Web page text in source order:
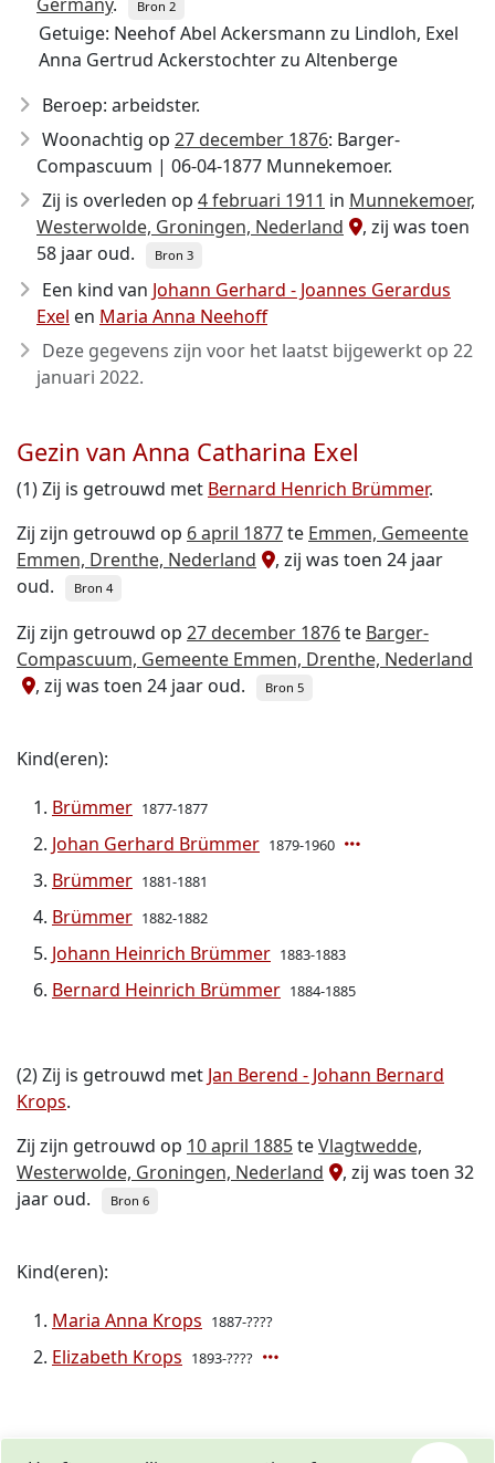
Bron 2
Getuige: Neehof Abel Ackersmann zu Lindloh, Exel
Anna Gertrud Ackerstochter zu Altenberge
Beroep: arbeidster.
Woonachtig op 27 december 1876: Barger-
Compascuum | 06-04-1877 Munnekemoer.
Zij is overleden op 4 februari 1911 in Munnekemoer,
Westerwolde, Groningen, Nederland
, zij was toen
58 jaar oud.
Bron 3
Een kind van Johann Gerhard - Joannes Gerardus
Exel en Maria Anna Neehoff
Deze gegevens zijn voor het laatst bijgewerkt op 22
januari 2022.
Gezin van Anna Catharina Exel
(1) Zij is getrouwd met Bernard Henrich Brümmer.
Zij zijn getrouwd op 6 april 1877te Emmen, Gemeente
Emmen, Drenthe, Nederland
, zij was toen 24 jaar
oud.
Bron 4
Zij zijn getrouwd op 27 december 1876te Barger-
Compascuum, Gemeente Emmen, Drenthe, Nederland
, zij was toen 24 jaar oud.
Bron 5
Kind(eren):
Brümmer 1877-1877
Johan Gerhard Brümmer 1879-1960
Brümmer 1881-1881
Brümmer 1882-1882
Johann Heinrich Brümmer 1883-1883
Bernard Heinrich Brümmer 1884-1885
(2) Zij is getrouwd met Jan Berend - Johann Bernard
Krops.
Zij zijn getrouwd op 10 april 1885teVlagtwedde,
Westerwolde, Groningen, Nederland
, zij was toen 32
jaar oud.
Bron 6
Kind(eren):
Maria Anna Krops 1887-????
Elizabeth Krops 1893-????